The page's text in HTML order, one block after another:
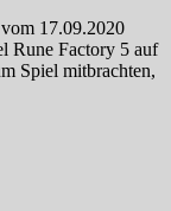
17.09.2020
Rune Factory 5 auf
Spiel mitbrachten,